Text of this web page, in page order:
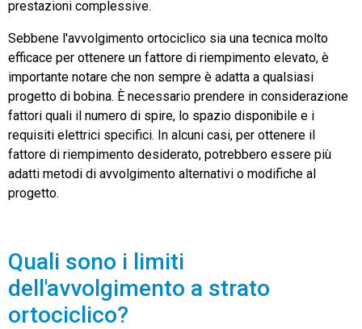
prestazioni complessive.
Sebbene l'avvolgimento ortociclico sia una tecnica molto
efficace per ottenere un fattore di riempimento elevato, è
importante notare che non sempre è adatta a qualsiasi
progetto di bobina. È necessario prendere in considerazione
fattori quali il numero di spire, lo spazio disponibile e i
requisiti elettrici specifici. In alcuni casi, per ottenere il
fattore di riempimento desiderato, potrebbero essere più
adatti metodi di avvolgimento alternativi o modifiche al
progetto.
Quali sono i limiti
dell'avvolgimento a strato
ortociclico?